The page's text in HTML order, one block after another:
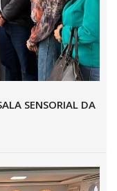
SENSORIAL DA